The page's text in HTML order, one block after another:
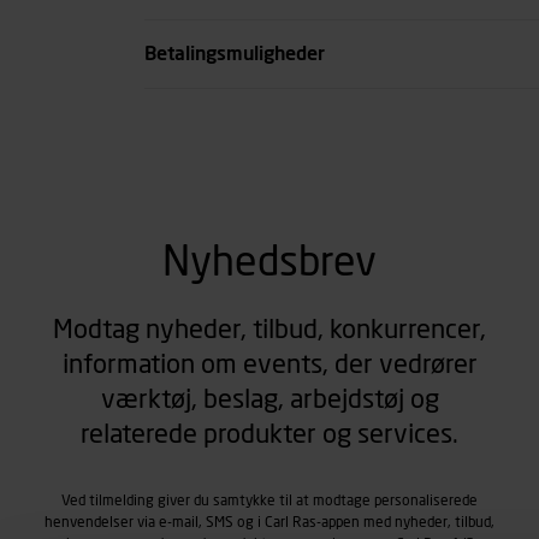
Betalingsmuligheder
Nyhedsbrev
Modtag nyheder, tilbud, konkurrencer,
information om events, der vedrører
værktøj, beslag, arbejdstøj og
relaterede produkter og services.
Ved tilmelding giver du samtykke til at modtage personaliserede
henvendelser via e-mail, SMS og i Carl Ras-appen med nyheder, tilbud,